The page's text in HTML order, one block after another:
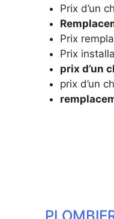
Prix d’un
Prix
Prix
prix d’un
prix d’un